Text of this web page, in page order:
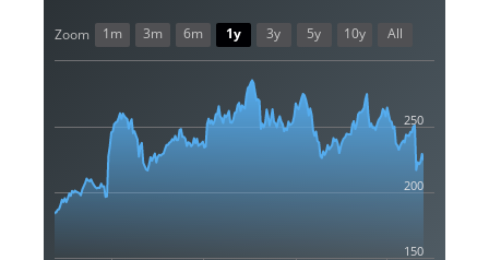
200
150
250
Zoom 1m 3m 6m 1y 3y 5y 10y All